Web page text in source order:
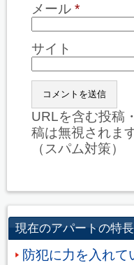
メール *
サイト
URLを含む投稿
稿は無視されま
（スパム対策）
現在のアパートの特長
防犯に力を入れて